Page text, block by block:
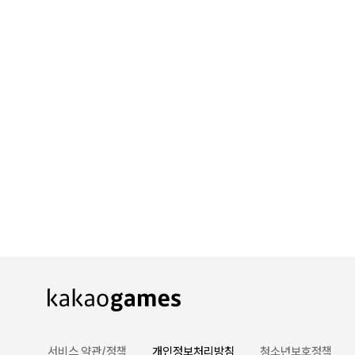
서비스 약관/정책 개인정보처리방침 청소년보호정책